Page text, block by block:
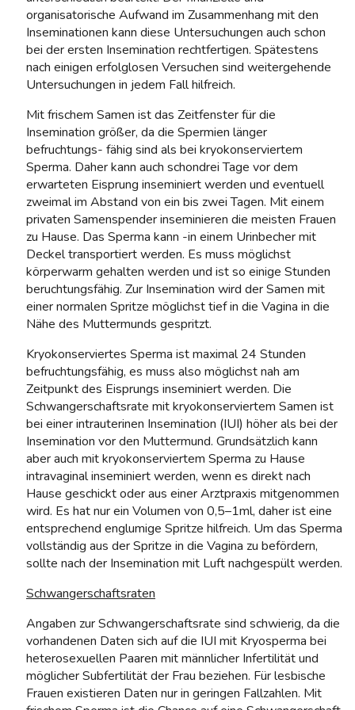
organisatorische Aufwand im Zusammenhang mit den
Inseminationen kann diese Untersuchungen auch schon
bei der ersten Insemination rechtfertigen. Spätestens
nach einigen erfolglosen Versuchen sind weitergehende
Untersuchungen in jedem Fall hilfreich.
Mit frischem Samen ist das Zeitfenster für die
Insemination größer, da die Spermien länger
befruchtungs- fähig sind als bei kryokonserviertem
Sperma. Daher kann auch schondrei Tage vor dem
erwarteten Eisprung inseminiert werden und eventuell
zweimal im Abstand von ein bis zwei Tagen. Mit einem
privaten Samenspender inseminieren die meisten Frauen
zu Hause. Das Sperma kann -in einem Urinbecher mit
Deckel transportiert werden. Es muss möglichst
körperwarm gehalten werden und ist so einige Stunden
beruchtungsfähig. Zur Insemination wird der Samen mit
einer normalen Spritze möglichst tief in die Vagina in die
Nähe des Muttermunds gespritzt.
Kryokonserviertes Sperma ist maximal 24 Stunden
befruchtungsfähig, es muss also möglichst nah am
Zeitpunkt des Eisprungs inseminiert werden. Die
Schwangerschaftsrate mit kryokonserviertem Samen ist
bei einer intrauterinen Insemination (IUI) höher als bei der
Insemination vor den Muttermund. Grundsätzlich kann
aber auch mit kryokonserviertem Sperma zu Hause
intravaginal inseminiert werden, wenn es direkt nach
Hause geschickt oder aus einer Arztpraxis mitgenommen
wird. Es hat nur ein Volumen von 0,5–1ml, daher ist eine
entsprechend englumige Spritze hilfreich. Um das Sperma
vollständig aus der Spritze in die Vagina zu befördern,
sollte nach der Insemination mit Luft nachgespült werden.
Schwangerschaftsraten
Angaben zur Schwangerschaftsrate sind schwierig, da die
vorhandenen Daten sich auf die IUI mit Kryosperma bei
heterosexuellen Paaren mit männlicher Infertilität und
möglicher Subfertilität der Frau beziehen. Für lesbische
Frauen existieren Daten nur in geringen Fallzahlen. Mit